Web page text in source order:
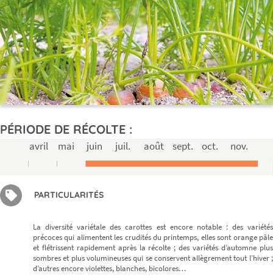
PÉRIODE DE RÉCOLTE :
avril mai juin juil. août sept. oct. nov.
PARTICULARITÉS
La diversité variétale des carottes est encore notable : des variétés
précoces qui alimentent les crudités du printemps, elles sont orange pâle
et flétrissent rapidement après la récolte ; des variétés d’automne plus
sombres et plus volumineuses qui se conservent allègrement tout l’hiver ;
d’autres encore violettes, blanches, bicolores…